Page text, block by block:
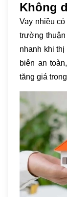
Không
Vay nhiều
trường thuận
nhanh khi
biên an
tăng giá